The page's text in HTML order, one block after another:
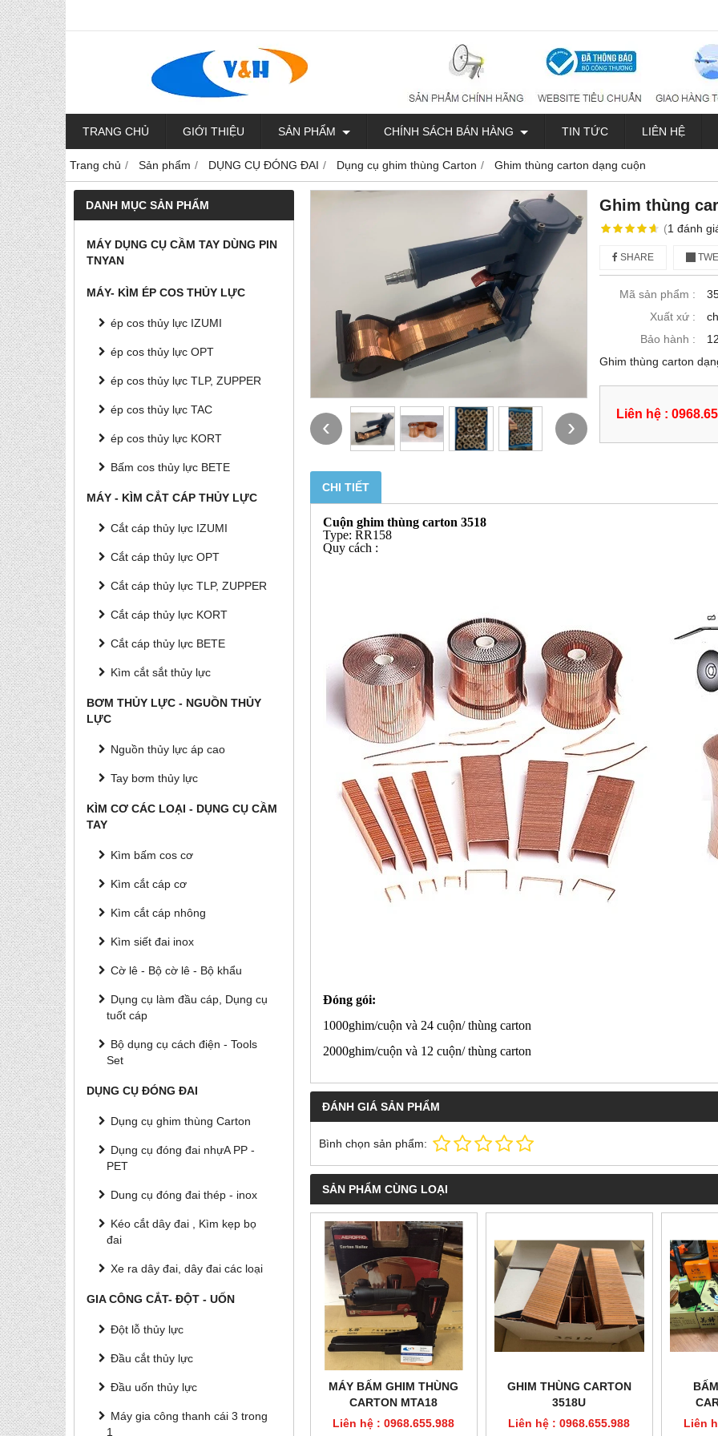
TRANG CHỦ GIỚI THIỆU SẢN PHẨM CHÍNH SÁCH BÁN HÀNG TIN TỨC LIÊN HỆ
Trang chủ Sản phẩm DỤNG CỤ ĐÓNG ĐAI Dụng cụ ghim thùng Carton Ghim thùng carton dạng cuộn
DANH MỤC SẢN PHẨM
MÁY DỤNG CỤ CẦM TAY DÙNG PIN
TNYAN
MÁY- KÌM ÉP COS THỦY LỰC
ép cos thủy lực IZUMI
ép cos thủy lực OPT
ép cos thủy lực TLP, ZUPPER
ép cos thủy lực TAC
ép cos thủy lực KORT
Bấm cos thủy lực BETE
MÁY - KÌM CẮT CÁP THỦY LỰC
Cắt cáp thủy lực IZUMI
Cắt cáp thủy lực OPT
Cắt cáp thủy lực TLP, ZUPPER
Cắt cáp thủy lực KORT
Cắt cáp thủy lực BETE
Kìm cắt sắt thủy lực
BƠM THỦY LỰC - NGUỒN THỦY
LỰC
Nguồn thủy lực áp cao
Tay bơm thủy lực
KÌM CƠ CÁC LOẠI - DỤNG CỤ CẦM
TAY
Kìm bấm cos cơ
Kìm cắt cáp cơ
Kìm cắt cáp nhông
Kìm siết đai inox
Cờ lê - Bộ cờ lê - Bộ khẩu
Dụng cụ làm đầu cáp, Dụng cụ
tuốt cáp
Bộ dụng cụ cách điện - Tools
Set
DỤNG CỤ ĐÓNG ĐAI
Dụng cụ ghim thùng Carton
Dụng cụ đóng đai nhựA PP -
PET
Dung cụ đóng đai thép - inox
Kéo cắt dây đai , Kìm kẹp bọ
đai
Xe ra dây đai, dây đai các loại
GIA CÔNG CẮT- ĐỘT - UỐN
Đột lỗ thủy lực
Đầu cắt thủy lực
Đầu uốn thủy lực
Máy gia công thanh cái 3 trong
1
‹ ›
Ghim thùng
(1 đánh
SHARE
Mã sản phẩm :
Xuất xứ :
Bảo hành :
Ghim thùng carton
Liên hệ :
CHI TIẾT
Cuộn ghim thùng carton 3518
Type: RR158
Quy cách :
Đóng gói:
1000ghim/cuộn và 24 cuộn/ thùng carton
2000ghim/cuộn và 12 cuộn/ thùng carton
ĐÁNH GIÁ SẢN PHẨM
Bình chọn sản phẩm:
SẢN PHẨM CÙNG LOẠI
MÁY BẤM GHIM THÙNG
CARTON MTA18
Liên hệ : 0968.655.988
GHIM THÙNG CARTON
3518U
Liên hệ : 0968.655.988
Liên